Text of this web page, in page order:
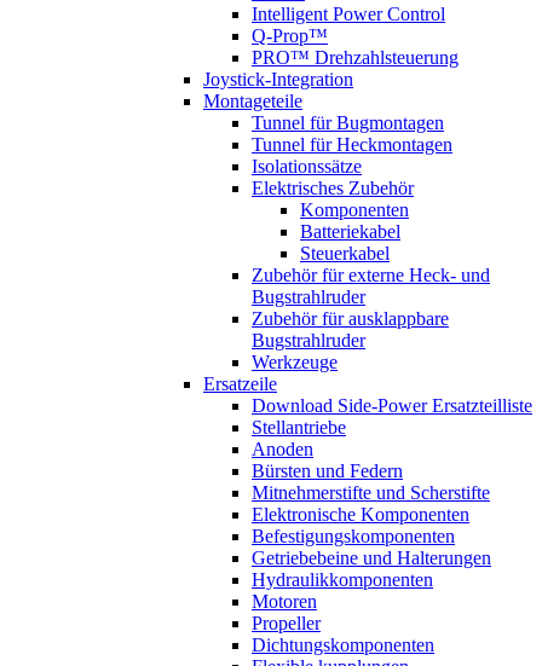
Intelligent Power Control
Q-Prop™
PRO™ Drehzahlsteuerung
Joystick-Integration
Montageteile
Tunnel für Bugmontagen
Tunnel für Heckmontagen
Isolationssätze
Elektrisches Zubehör
Komponenten
Batteriekabel
Steuerkabel
Zubehör für externe Heck- und
Bugstrahlruder
Zubehör für ausklappbare
Bugstrahlruder
Werkzeuge
Ersatzeile
Download Side-Power Ersatzteilliste
Stellantriebe
Anoden
Bürsten und Federn
Mitnehmerstifte und Scherstifte
Elektronische Komponenten
Befestigungskomponenten
Getriebebeine und Halterungen
Hydraulikkomponenten
Motoren
Propeller
Dichtungskomponenten